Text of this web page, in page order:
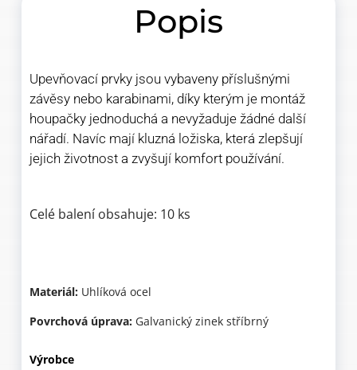
Popis
Upevňovací prvky jsou vybaveny příslušnými
závěsy nebo karabinami, díky kterým je montáž
houpačky jednoduchá a nevyžaduje žádné další
nářadí. Navíc mají kluzná ložiska, která zlepšují
jejich životnost a zvyšují komfort používání.
Celé balení obsahuje: 10 ks
Materiál: Uhlíková ocel
Povrchová úprava: Galvanický zinek stříbrný
Výrobce